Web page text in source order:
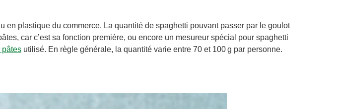
plastique du commerce. La quantité de spaghetti pouvant passer par le goulot
car c’est sa fonction première, ou encore un mesureur spécial pour spaghetti
pâtes utilisé. En règle générale, la quantité varie entre 70 et 100 g par personne.